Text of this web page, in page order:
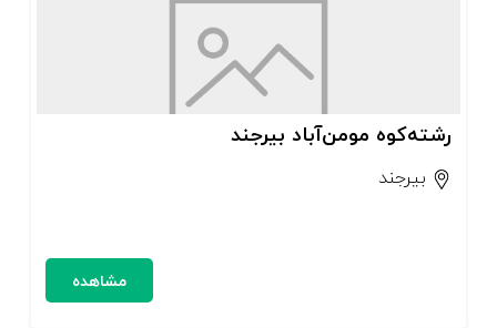
رشته‌کوه مومن‌آباد بیرجند
بیرجند
مشاهده